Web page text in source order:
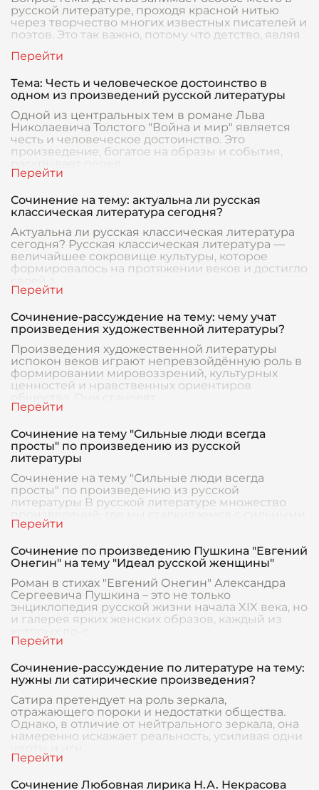
русской литературе, проходя красной нитью
через творчество многих известных писателей и
поэтов. Это так важно, потому что детство, являя
Тема: Честь и человеческое достоинство в
одном из произведений русской литературы
Одной из центральных тем в романе Льва
Николаевича Толстого "Война и мир" является
честь и человеческое достоинство. Это
произведение, богатое на образы и события,
Сочинение на тему: актуальна ли русская
классическая литература сегодня?
Актуальна ли русская классическая литература
сегодня? Русская классическая литература —
величайшее сокровище культуры, которое
формировалось на протяжении веков и достигло
Сочинение-рассуждение на тему: чему учат
произведения художественной литературы?
Произведения художественной литературы
испокон веков играют непревзойдённую роль в
формировании мировоззрений, культурных
ценностей и нравственных ориентиров
общества. Они становят
Сочинение на тему "Сильные люди всегда
просты" по произведению из русской
литературы
Сочинение на тему "Сильные люди всегда
просты" по произведению из русской
литературы В русской литературе множество
личностями, облада
Сочинение по произведению Пушкина "Евгений
Онегин" на тему "Идеал русской женщины"
Роман в стихах "Евгений Онегин" Александра
Сергеевича Пушкина – это не только
энциклопедия русской жизни начала XIX века, но
и галерея ярких женских образов, каждый из
Сочинение-рассуждение по литературе на тему:
нужны ли сатирические произведения?
Сатира претендует на роль зеркала,
отражающего пороки и недостатки общества.
Однако, в отличие от нейтрального зеркала, она
намеренно искажает реальность, усиливая одни
Сочинение Любовная лирика Н.А. Некрасова